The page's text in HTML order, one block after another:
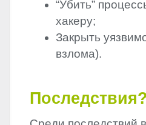
“Убить”
хакеру;
Закрыть
взлома).
Последствия?